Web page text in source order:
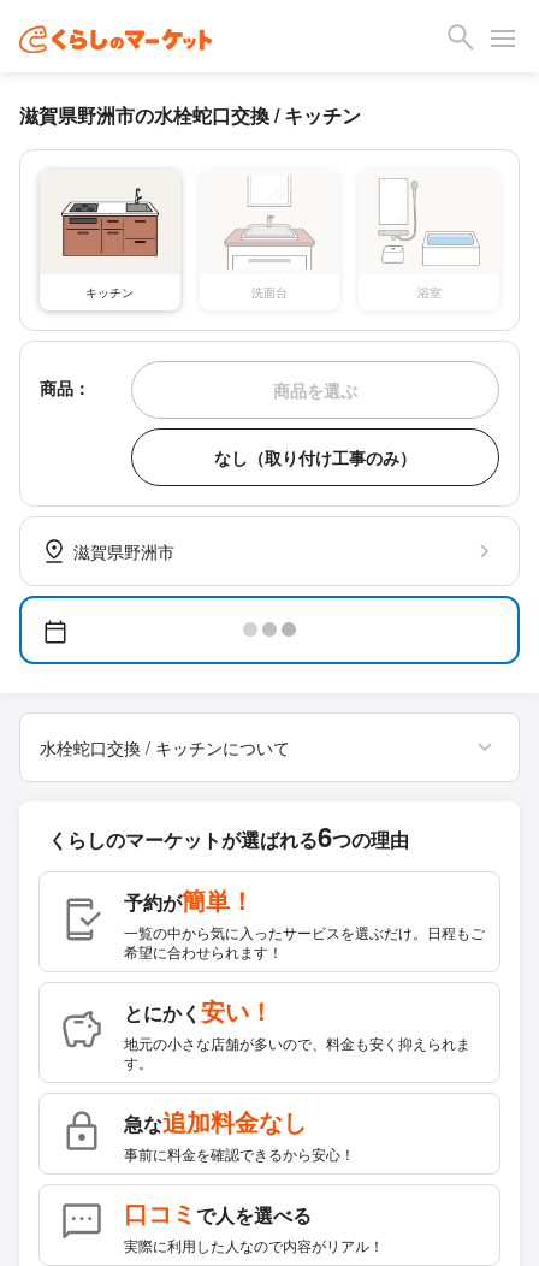
滋賀県野洲市の水栓蛇口交換 / キッチン
キッチン 洗面台 浴室
商品： 商品を選ぶ
なし（取り付け工事のみ）
滋賀県野洲市
水栓蛇口交換 / キッチンについて
くらしのマーケットが選ばれる6つの理由
予約が簡単！
一覧の中から気に入ったサービスを選ぶだけ。日程もご
希望に合わせられます！
とにかく 安い！
地元の小さな店舗が多いので、料金も安く抑えられま
す。
急な追加料金なし
事前に料金を確認できるから安心！
口コミで人を選べる
実際に利用した人なので内容がリアル！